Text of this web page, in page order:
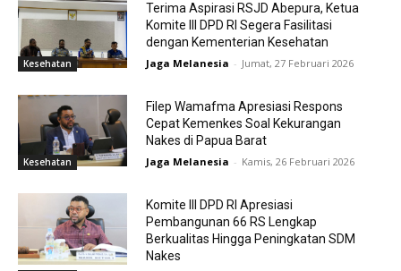
Kesehatan
Terima Aspirasi RSJD Abepura, Ketua
Komite III DPD RI Segera Fasilitasi
dengan Kementerian Kesehatan
Jaga Melanesia - Jumat, 27 Februari 2026
Kesehatan
Filep Wamafma Apresiasi Respons
Cepat Kemenkes Soal Kekurangan
Nakes di Papua Barat
Jaga Melanesia - Kamis, 26 Februari 2026
Komite III DPD RI Apresiasi
Pembangunan 66 RS Lengkap
Berkualitas Hingga Peningkatan SDM
Nakes